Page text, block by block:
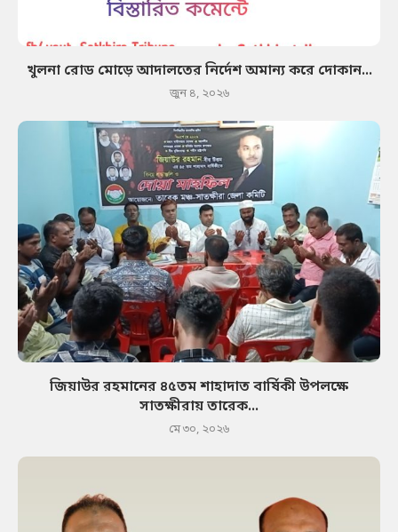
খুলনা রোড মোড়ে আদালতের নির্দেশ অমান্য করে দোকান...
জুন ৪, ২০২৬
জিয়াউর রহমানের ৪৫তম শাহাদাত বার্ষিকী উপলক্ষে
সাতক্ষীরায় তারেক...
মে ৩০, ২০২৬